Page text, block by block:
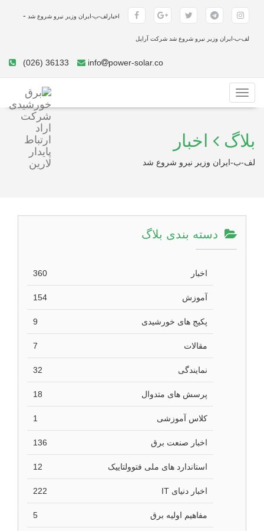
اخبارلف-ب-ایران وزیر نیرو شروع شد -
لف-ب-ایران وزیر نیرو شروع شد شرکت آراپل
info power-solar.co
(026) 36133
Toggle
navigation
بلاگ اخبار
لف-ب-ایران وزیر نیرو شروع شد
دسته بندی بلاگ
اخبار 360
آموزش 154
پکیج های خورشیدی 9
مقالات 7
نمایندگی 32
پرسش های متدوال 18
کلاس آموزشی 1
اخبار صنعت برق 136
استاندارد های ملی فتوولتاییک 12
اخبار دنیای IT 222
مفاهیم اولیه برق 5